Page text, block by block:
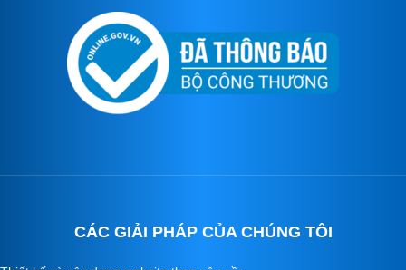
CÁC GIẢI PHÁP CỦA CHÚNG TÔI